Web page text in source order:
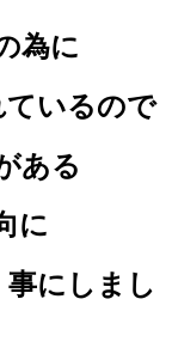
為に
いるので
ある
に
にしまし